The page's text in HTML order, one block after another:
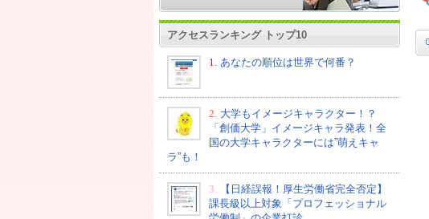
アクセスランキング トップ10
1. あなたの順位は世界で何番？
2. 大学もイメージキャラクター！？
「創価大学」イメージキャラ発表！全
国の大学キャラクターには”萌えキャ
ラ”も！
3.
【日経誤報！厚生労働省完全否定】
課長級以上対象「プロフェッショナル